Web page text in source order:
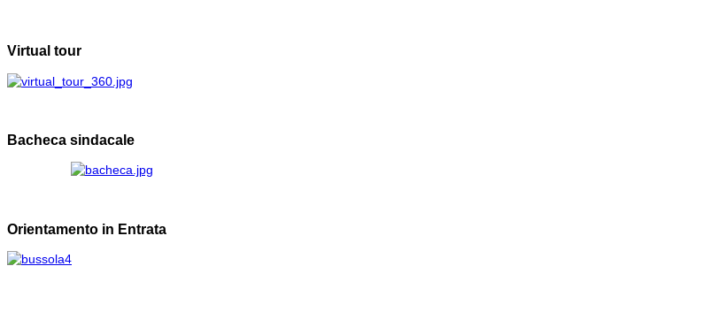
Virtual tour
Bacheca sindacale
Orientamento in Entrata